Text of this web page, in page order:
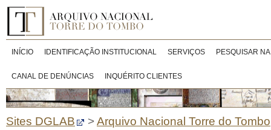
INÍCIO IDENTIFICAÇÃO INSTITUCIONAL SERVIÇOS PESQUISAR
CANAL DE DENÚNCIAS INQUÉRITO CLIENTES
Sites DGLAB >Arquivo Nacional Torre do Tombo